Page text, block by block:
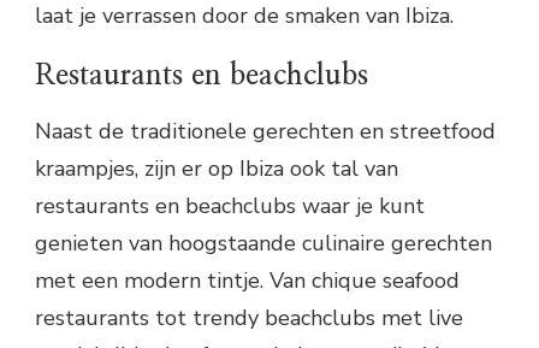
laat je verrassen door de smaken van Ibiza.
Restaurants en beachclubs
Naast de traditionele gerechten en streetfood
kraampjes, zijn er op Ibiza ook tal van
restaurants en beachclubs waar je kunt
genieten van hoogstaande culinaire gerechten
met een modern tintje. Van chique seafood
restaurants tot trendy beachclubs met live